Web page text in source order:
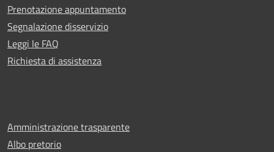
Prenotazione appuntamento
Segnalazione disservizio
Leggi le FAQ
Richiesta di assistenza
Amministrazione trasparente
Albo pretorio